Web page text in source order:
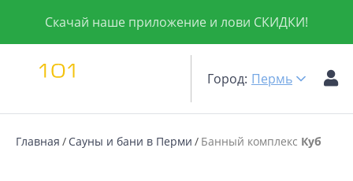
Скачай наше приложение и лови СКИДКИ!
Город: Пермь
Главная Сауны и бани в Перми Банный комплекс Куб